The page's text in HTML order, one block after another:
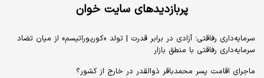
پربازدیدهای سایت خوان
سرمایه‌داری رفاقتی؛ آزادی در برابر قدرت | تولد «کورپوراتیسم» از میان تضاد
سرمایه‌داری رفاقتی با منطق بازار
ماجرای اقامت پسر محمدباقر ذوالقدر در خارج از کشور؟